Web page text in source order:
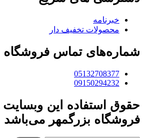
خبرنامه
محصولات تخفیف دار
شماره‌های تماس فروشگاه
05132708377
09150294232
حقوق استفاده این
فروشگاه بزرگمهر می‌باشد